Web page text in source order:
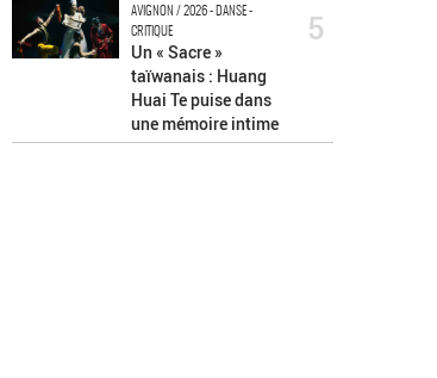
AVIGNON / 2026 - DANSE -
CRITIQUE
Un « Sacre »
taïwanais : Huang
Huai Te puise dans
une mémoire intime
5